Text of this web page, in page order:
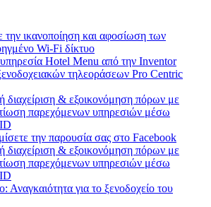
την ικανοποίηση και αφοσίωση των
Wi-Fi δίκτυο
Hotel Menu από την Inventor
τηλεοράσεων Pro Centric
διαχείριση & εξοικονόμηση πόρων με
παρεχόμενων υπηρεσιών μέσω
την παρουσία σας στο Facebook
διαχείριση & εξοικονόμηση πόρων με
παρεχόμενων υπηρεσιών μέσω
Αναγκαιότητα για το ξενοδοχείο του